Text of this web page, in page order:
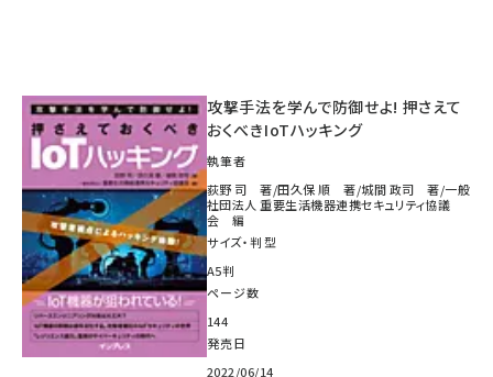
攻撃手法を学んで防御せよ! 押さえて
おくべきIoTハッキング
執筆者
荻野 司 著/田久保 順 著/城間 政司 著/一般
社団法人 重要生活機器連携セキュリティ協議
会 編
サイズ・判型
A5判
ページ数
144
発売日
2022/06/14